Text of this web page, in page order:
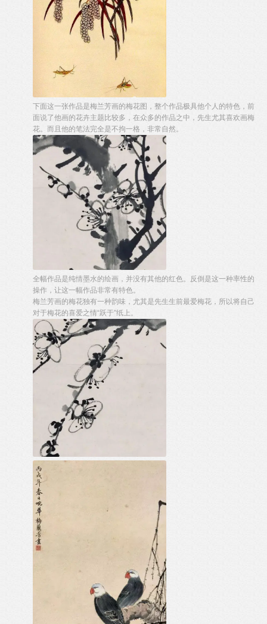
下面这一张作品是梅兰芳画的梅花图，整个作品极具他个人的特色，前
面说了他画的花卉主题比较多，在众多的作品之中，先生尤其喜欢画梅
花。而且他的笔法完全是不拘一格，非常自然。
全幅作品是纯情墨水的绘画，并没有其他的红色。反倒是这一种率性的
操作，让这一幅作品非常有特色。
梅兰芳画的梅花独有一种韵味，尤其是先生生前最爱梅花，所以将自己
对于梅花的喜爱之情“跃于”纸上。